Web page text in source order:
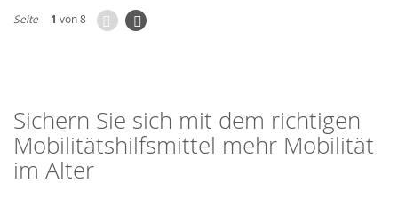
Seite 1 von 8 ZurückSeite
Weiter
Sichern Sie sich mit dem richtigen
Mobilitätshilfsmittel mehr Mobilität
im Alter